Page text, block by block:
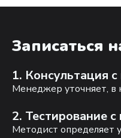
Записаться
1. Консультация
Менеджер уточняет, в
2. Тестирование
Методист определяет